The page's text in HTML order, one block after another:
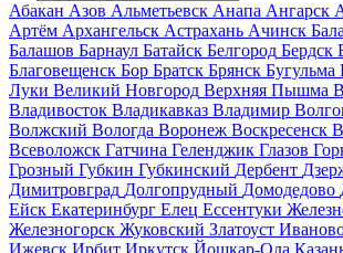
Абакан Азов Альметьевск Анапа Ангарск
Артём Архангельск Астрахань Ачинск
Балашов Барнаул Батайск Белгород Бердск
Благовещенск Бор Братск Брянск Бугульма
Луки Великий Новгород Верхняя Пышма
Владивосток Владикавказ Владимир
Волжский Вологда Воронеж Воскресенск
Всеволожск Гатчина Геленджик Глазов
Грозный Губкин Губкинский Дербент
Димитровград Долгопрудный Домодедово
Ейск Екатеринбург Елец Ессентуки
Железногорск Жуковский Златоуст